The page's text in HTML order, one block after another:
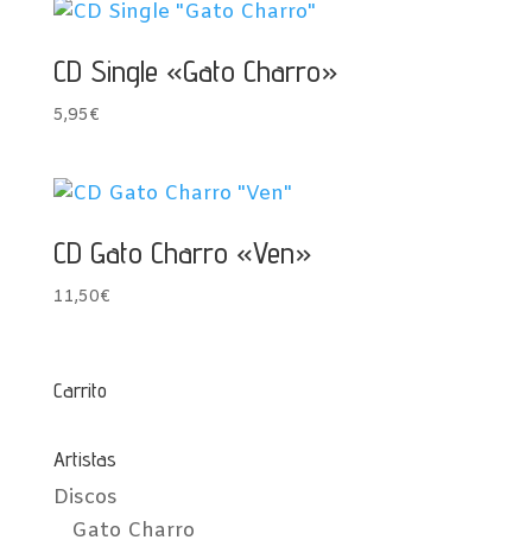
CD Single «Gato Charro»
5,95€
CD Gato Charro «Ven»
11,50€
Carrito
Artistas
Discos
Gato Charro